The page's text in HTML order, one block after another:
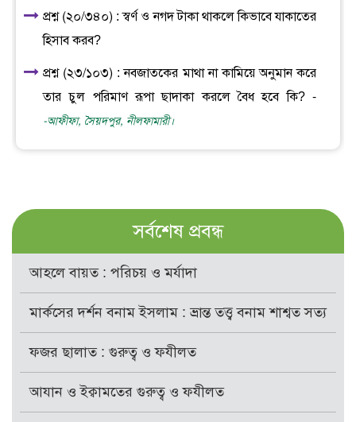
প্রশ্ন (২০/৩৪০) : স্বর্ণ ও নগদ টাকা থাকলে কিভাবে যাকাতের
হিসাব করব?
প্রশ্ন (২৩/১০৩) : নবজাতকের মাথা না কামিয়ে অনুমান করে
তার চুল পরিমাণ রূপা ছাদাকা করলে বৈধ হবে কি? -
-আফীফা, সৈয়দপুর, নীলফামারী।
সর্বশেষ প্রবন্ধ
আহলে বায়ত : পরিচয় ও মর্যাদা
মার্কসের দর্শন বনাম ইসলাম : ভ্রান্ত তত্ত্ব বনাম শাশ্বত সত্য
ফজর ছালাত : গুরুত্ব ও ফযীলত
আযান ও ইক্বামতের গুরুত্ব ও ফযীলত